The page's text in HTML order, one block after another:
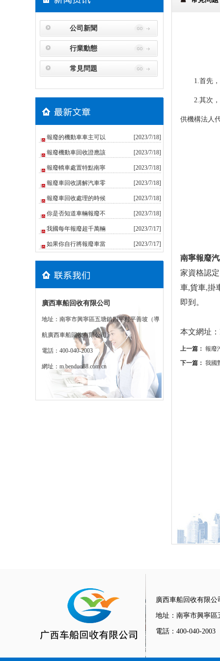
公司新聞
行業動態
常見問題
報廢的機動車車主可以 [2023/7/18]
報廢機動車回收證應該 [2023/7/18]
報廢轎車處置特點南寧 [2023/7/18]
報廢車回收講解汽車零 [2023/7/18]
報廢車回收處理的時候 [2023/7/18]
你是否知道車輛報廢不 [2023/7/18]
我國每年報廢超千萬輛 [2023/7/17]
如果你自行將報廢車當 [2023/7/17]
廣西車船回收有限公司
地址：南寧市興寧區五塘鎮四平村平善坡（導
航廣西車船回收有限公司）
電話：400-040-2003
網址： m.benduo88.com.cn
1.首先，
2.其次，回
供機構法人
南寧報廢
家資格認
車,貨車,掛
即到。
本文網址：
上一篇： 報廢
下一篇： 我國
廣西車船回收有限公
地址：南寧市興寧
電話：400-040-2003